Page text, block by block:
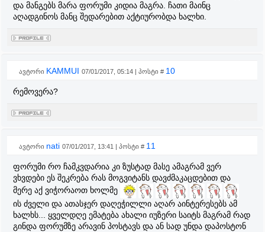
და მანგებს მარა ფორუმი კიდია მაგრა. ჩათი მაინც
აღადგინოს მანც შედარებით აქტიურობდა ხალხი.
ავტორი KAMMUI 07/01/2017, 05:14 | პოსტი # 10
რემოვერა?
ავტორი nati 07/01/2017, 13:41 | პოსტი # 11
ფორუმი რო ჩამკვდარია კი ზუსტად მასე ამაგრამ ვერ
ვხვდები ეს შეკრება რას მოგვიტანს დავძმაკაცდებით და
მერე აქ ვიჭორაოთ ხოლმე
ის ძველი და ათასჯერ დაღეჭილლი აღარ აინტერესებს ამ
ხალხს... ყველდღე ემატება ახალი იუზერი საიტს მაგრამ რად
გინდა ფორუმზე არავინ პოსტავს და ან სად უნდა დაპოსტონ